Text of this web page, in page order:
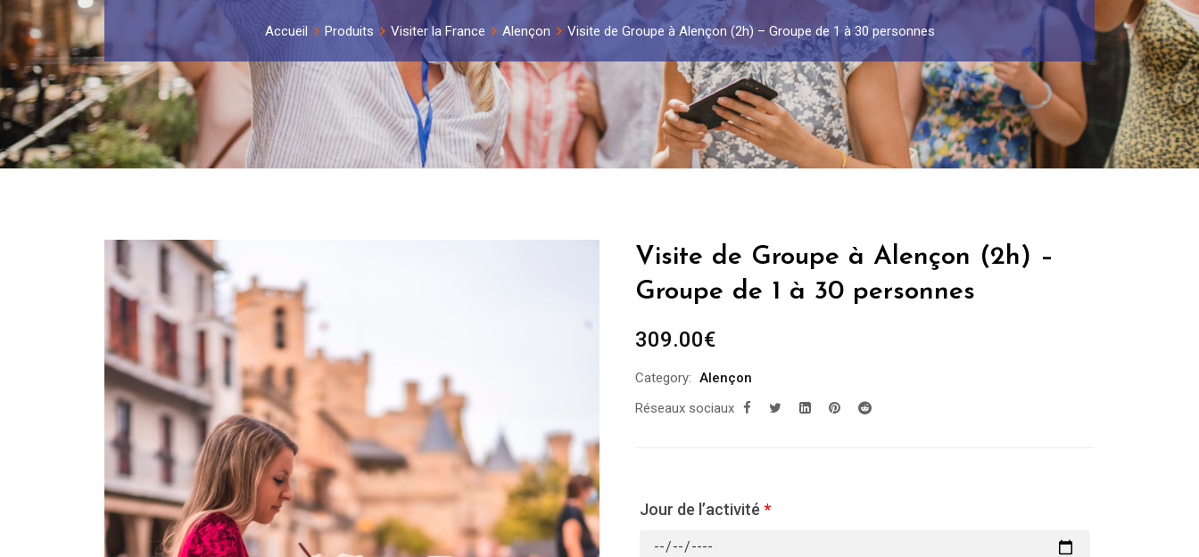
Accueil Produits Visiter la France Alençon Visite de Groupe à Alençon (2h) – Groupe de 1 à 30 personnes
Visite de Groupe à Alençon (2h) –
Groupe de 1 à 30 personnes
309.00€
Category: Alençon
Réseaux sociaux
Jour de l’activité *